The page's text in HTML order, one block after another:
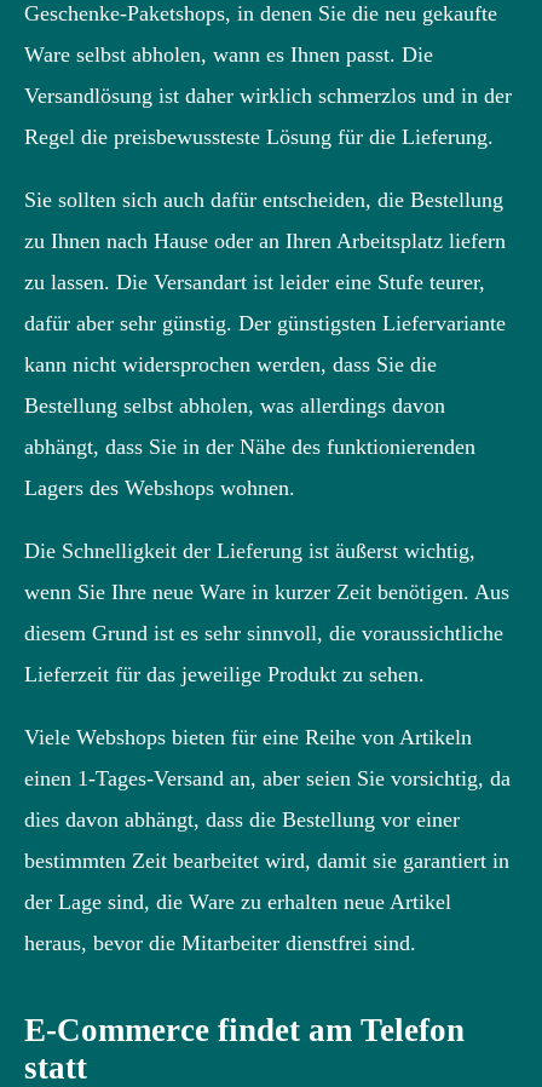
Geschenke-Paketshops, in denen Sie die neu gekaufte
Ware selbst abholen, wann es Ihnen passt. Die
Versandlösung ist daher wirklich schmerzlos und in der
Regel die preisbewussteste Lösung für die Lieferung.
Sie sollten sich auch dafür entscheiden, die Bestellung
zu Ihnen nach Hause oder an Ihren Arbeitsplatz liefern
zu lassen. Die Versandart ist leider eine Stufe teurer,
dafür aber sehr günstig. Der günstigsten Liefervariante
kann nicht widersprochen werden, dass Sie die
Bestellung selbst abholen, was allerdings davon
abhängt, dass Sie in der Nähe des funktionierenden
Lagers des Webshops wohnen.
Die Schnelligkeit der Lieferung ist äußerst wichtig,
wenn Sie Ihre neue Ware in kurzer Zeit benötigen. Aus
diesem Grund ist es sehr sinnvoll, die voraussichtliche
Lieferzeit für das jeweilige Produkt zu sehen.
Viele Webshops bieten für eine Reihe von Artikeln
einen 1-Tages-Versand an, aber seien Sie vorsichtig, da
dies davon abhängt, dass die Bestellung vor einer
bestimmten Zeit bearbeitet wird, damit sie garantiert in
der Lage sind, die Ware zu erhalten neue Artikel
heraus, bevor die Mitarbeiter dienstfrei sind.
E-Commerce findet am Telefon
statt